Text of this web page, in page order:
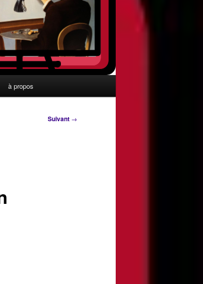
à propos
Suivant →